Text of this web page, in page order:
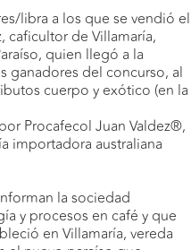
libra a los que se vendió el
caficultor de Villamaría,
quien llegó a la
ganadores del concurso, al
cuerpo y exótico (en la
Procafecol Juan Valdez®,
importadora australiana
la sociedad
y procesos en café y que
en Villamaría, vereda